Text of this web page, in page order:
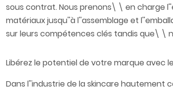
sous contrat. Nous prenons\ \ en charge
matériaux jusqu''à l''assemblage et
sur leurs compétences clés tandis que\ \
Libérez le potentiel de votre marque avec
Dans l''industrie de la skincare hautement